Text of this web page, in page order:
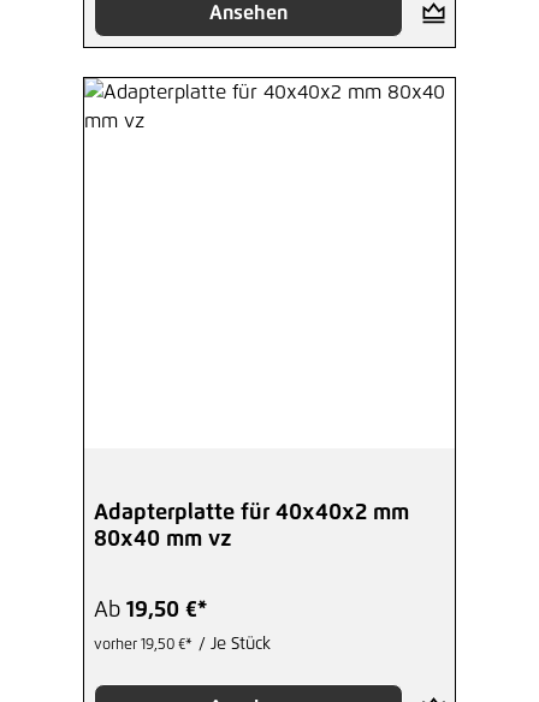
Ansehen
Adapterplatte für 40x40x2 mm
80x40 mm vz
Ab 19,50 €*
vorher 19,50 €* / Je Stück